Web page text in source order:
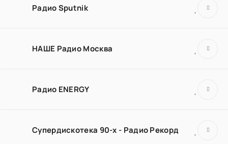
Радио Sputnik
НАШЕ Радио Москва
Радио ENERGY
Супердискотека 90-х - Радио Рекорд